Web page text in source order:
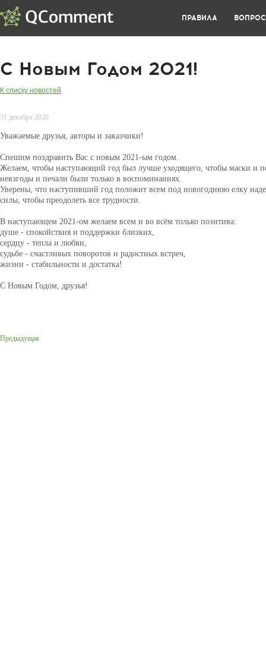
ПРАВИЛА
C Новым Годом 2021!
К списку новостей
31 декабря 2020
Уважаемые друзья, авторы и заказчики!
Спешим поздравить Вас с новым 2021-ым годом.
Желаем, чтобы наступающий год был лучше уходящего, чтобы маски и
невзгоды и печали были только в воспоминаниях.
Уверены, что наступивший год положит всем под новогоднюю елку
силы, чтобы преодолеть все трудности.
В наступающем 2021-ом желаем всем и во всём только позитива:
душе - спокойствия и поддержки близких,
сердцу - тепла и любви,
судьбе - счастливых поворотов и радостных встреч,
жизни - стабильности и достатка!
С Новым Годом, друзья!
Предыдущая